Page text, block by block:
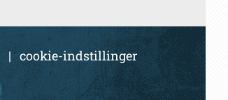
| cookie-indstillinger